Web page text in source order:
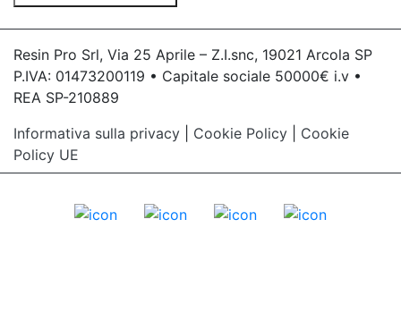
Resin Pro Srl, Via 25 Aprile – Z.I.snc, 19021 Arcola SP
P.IVA: 01473200119 • Capitale sociale 50000€ i.v •
REA SP-210889
Informativa sulla privacy
Cookie Policy
Cookie
Policy UE